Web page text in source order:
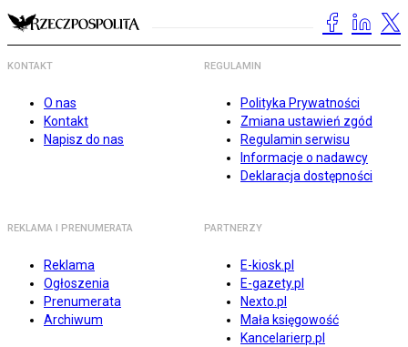
KONTAKT
O nas
Kontakt
Napisz do nas
REGULAMIN
Polityka Prywatności
Zmiana ustawień zgód
Regulamin serwisu
Informacje o nadawcy
Deklaracja dostępności
REKLAMA I PRENUMERATA
Reklama
Ogłoszenia
Prenumerata
Archiwum
PARTNERZY
E-kiosk.pl
E-gazety.pl
Nexto.pl
Mała księgowość
Kancelarierp.pl